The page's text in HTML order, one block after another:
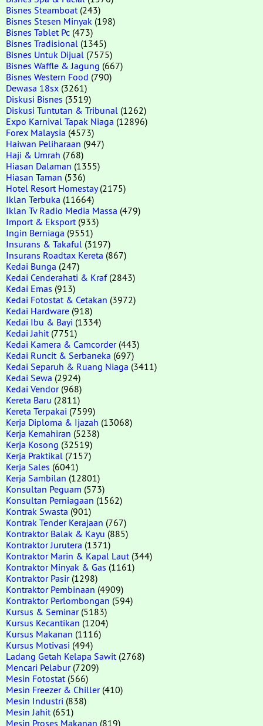
Bisnes Steamboat (243)
Bisnes Stesen Minyak (198)
Bisnes Tablet Pc (473)
Bisnes Tradisional (1345)
Bisnes Untuk Dijual (7575)
Bisnes Waffle & Jagung (667)
Bisnes Western Food (790)
Dewasa 18sx (3261)
Diskusi Bisnes (3519)
Diskusi Tuntutan & Tribunal (1262)
Expo Karnival Tapak Niaga (12896)
Forex Malaysia (4573)
Haiwan Peliharaan (947)
Haji & Umrah (768)
Hiasan Dalaman (1355)
Hiasan Taman (536)
Hotel Resort Homestay(2175)
Iklan Terbuka (11664)
Iklan Tv Radio Media Massa (479)
Import & Eksport (933)
Ingin Berniaga (9551)
Insurans & Takaful (3197)
Insurans Roadtax Kereta (867)
Kedai Bunga (247)
Kedai Cenderahati & Kraf(2843)
Kedai Emas (913)
Kedai Fotostat & Cetakan (3972)
Kedai Hardware (918)
Kedai Ibu & Bayi (1334)
Kedai Jahit (7751)
Kedai Kamera & Camcorder(443)
Kedai Runcit & Serbaneka (697)
Kedai Separuh & Ruang Niaga (3411)
Kedai Sewa (2924)
Kedai Vendor(968)
Kereta Baru (2811)
Kereta Terpakai (7599)
Kerja Diploma & Ijazah (13068)
Kerja Kemahiran (5238)
Kerja Kosong (32519)
Kerja Praktikal (7157)
Kerja Sales (6041)
Kerja Sambilan (12801)
Konsultan Peguam (573)
Konsultan Perniagaan (1562)
Kontrak Swasta (901)
Kontrak Tender Kerajaan (767)
Kontraktor Balak & Kayu (885)
Kontraktor Jurutera (1371)
Kontraktor Marin & Kapal Laut (344)
Kontraktor Minyak & Gas (1161)
Kontraktor Pasir(1298)
Kontraktor Pembinaan (4909)
Kontraktor Perlombongan (594)
Kursus & Seminar(5183)
Kursus Kecantikan (1204)
Kursus Makanan (1116)
Kursus Motivasi (494)
Ladang Getah Kelapa Sawit (2768)
Mencari Pelabur(7209)
Mesin Fotostat (566)
Mesin Freezer & Chiller(410)
Mesin Industri (838)
Mesin Jahit (651)
Mesin Proses Makanan (819)